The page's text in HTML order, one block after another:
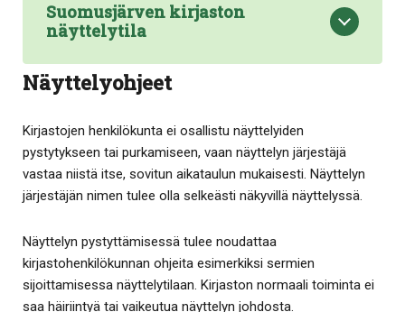
Suomusjärven kirjaston
näyttelytila
Näyttelyohjeet
Kirjastojen henkilökunta ei osallistu näyttelyiden
pystytykseen tai purkamiseen, vaan näyttelyn järjestäjä
vastaa niistä itse, sovitun aikataulun mukaisesti. Näyttelyn
järjestäjän nimen tulee olla selkeästi näkyvillä näyttelyssä.
Näyttelyn pystyttämisessä tulee noudattaa
kirjastohenkilökunnan ohjeita esimerkiksi sermien
sijoittamisessa näyttelytilaan. Kirjaston normaali toiminta ei
saa häiriintyä tai vaikeutua näyttelyn johdosta.